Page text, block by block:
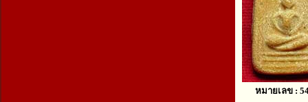
หมายเลข :